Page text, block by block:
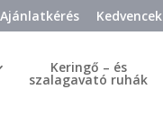
Ajánlatkérés Kedvencek
Keringő – és
szalagavató ruhák